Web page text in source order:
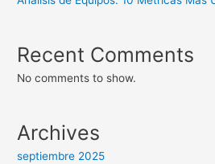
Recent Comments
No comments to show.
Archives
septiembre 2025